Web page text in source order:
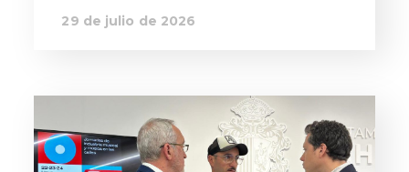
29 de julio de 2026